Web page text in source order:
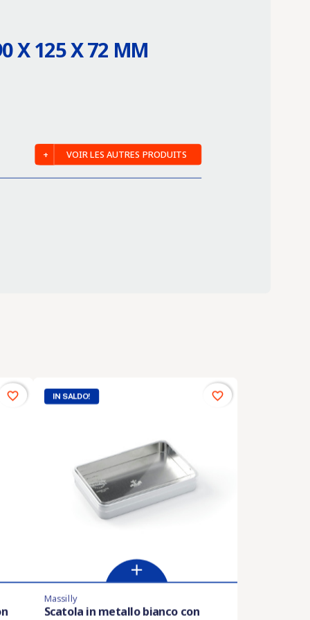
X 125 X 72 MM
VOIR LES AUTRES PRODUITS
favorite_border
En stock
Massilly
Scatola in metallo bianco con
IN SALDO! favorite_border